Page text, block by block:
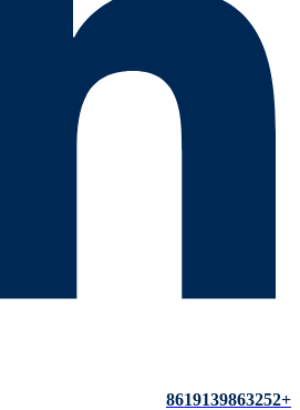
+8619139863252